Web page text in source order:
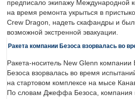
предписало экипажу Международной
на время ремонта укрыться в
Crew Dragon, надеть скафандры и
возможной экстренной эвакуации.
Ракета компании Безоса взорвалась во
Ракета-носитель New Glenn
Безоса взорвалась во время
на стартовом комплексе на мысе
По словам Джеффа Безоса, компания